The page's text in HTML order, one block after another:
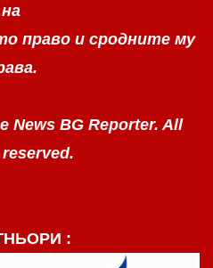
на
право и сродните му
News BG Reporter. All
: